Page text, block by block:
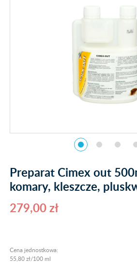
Preparat Cimex out
komary, kleszcze,
279,00 zł
Cena jednostkowa:
55,80 zł/100 ml